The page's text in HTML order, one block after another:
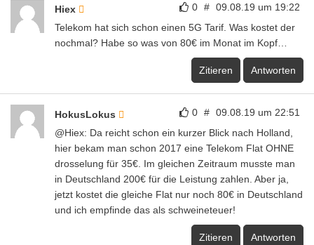
0 # 09.08.19 um 19:22
Hiex
Telekom hat sich schon einen 5G Tarif. Was kostet der
nochmal? Habe so was von 80€ im Monat im Kopf…
Zitieren Antworten
0 # 09.08.19 um 22:51
HokusLokus
@Hiex: Da reicht schon ein kurzer Blick nach Holland,
hier bekam man schon 2017 eine Telekom Flat OHNE
drosselung für 35€. Im gleichen Zeitraum musste man
in Deutschland 200€ für die Leistung zahlen. Aber ja,
jetzt kostet die gleiche Flat nur noch 80€ in Deutschland
und ich empfinde das als schweineteuer!
Zitieren Antworten